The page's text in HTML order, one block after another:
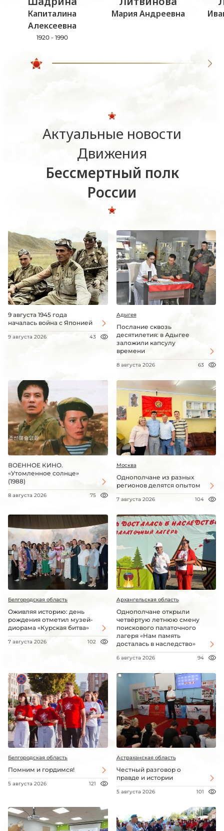
Капиталина
Алексеевна
1920 - 1990
Мария Андреевна
Актуальные новости
Движения
Бессмертный полк
России
9 августа 1945 года
началась война с Японией
9 августа 2026 43
Адыгея
Послание сквозь
десятилетия: в Адыгее
заложили капсулу
времени
8 августа 2026 63
ВОЕННОЕ КИНО.
«Утомленное солнце»
(1988)
8 августа 2026 75
Москва
Однополчане из разных
регионов делятся опытом
7 августа 2026 104
Белгородская область
Оживляя историю: день
рождения отметил музей-
диорама «Курская битва»
7 августа 2026 102
Архангельская область
Однополчане открыли
четвёртую летнюю смену
поискового палаточного
лагеря «Нам память
досталась в наследство»
6 августа 2026 94
Белгородская область
Помним и гордимся!
5 августа 2026 121
Астраханская область
Честный разговор о
правде и истории
5 августа 2026 101